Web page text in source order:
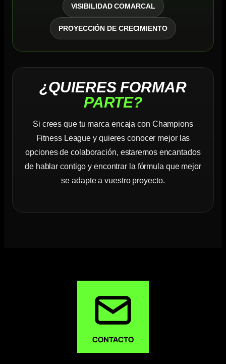
VISIBILIDAD COMARCAL
PROYECCIÓN DE CRECIMIENTO
¿QUIERES FORMAR
PARTE?
Si crees que tu marca encaja con Champions
Fitness League y quieres conocer mejor las
opciones de colaboración, estaremos encantados
de hablar contigo y encontrar la fórmula que mejor
se adapte a vuestro proyecto.
CONTACTO